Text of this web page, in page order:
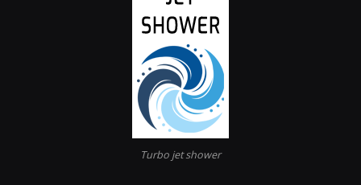
Turbo jet shower